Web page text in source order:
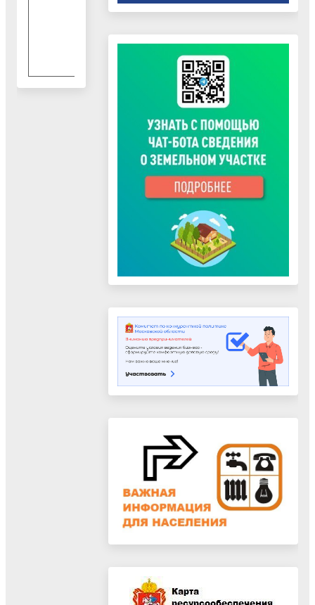
ЖКХ МО
Черепанов